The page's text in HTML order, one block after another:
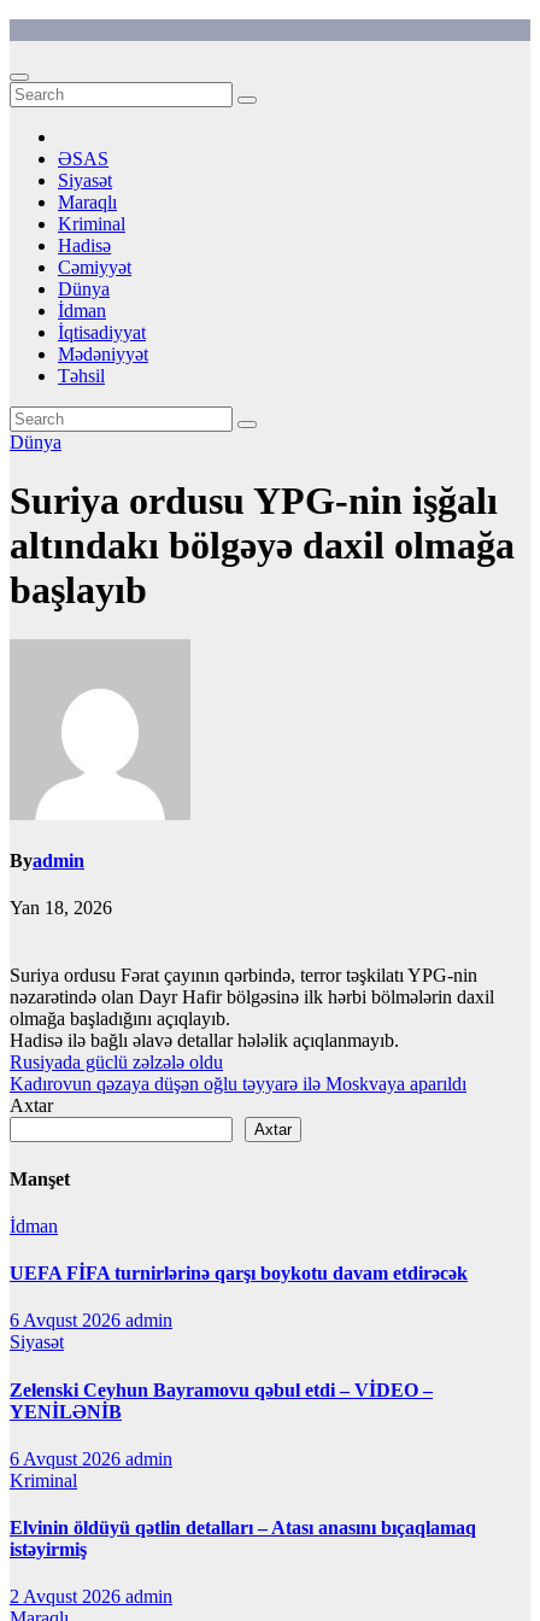
content
ƏSAS
Siyasət
Maraqlı
Kriminal
Hadisə
Cəmiyyət
Dünya
İdman
İqtisadiyyat
Mədəniyyət
Təhsil
Dünya
Suriya ordusu YPG-nin işğalı
altındakı bölgəyə daxil olmağa
başlayıb
Byadmin
Yan 18, 2026
Suriya ordusu Fərat çayının qərbində, terror təşkilatı YPG-nin
nəzarətində olan Dayr Hafir bölgəsinə ilk hərbi bölmələrin daxil
olmağa başladığını açıqlayıb.
Hadisə ilə bağlı əlavə detallar hələlik açıqlanmayıb.
Yazı
naviqasiyası
Rusiyada güclü zəlzələ oldu
Kadırovun qəzaya düşən oğlu təyyarə ilə Moskvaya aparıldı
Axtar
Axtar
Manşet
İdman
UEFA FİFA turnirlərinə qarşı boykotu davam etdirəcək
6 Avqust 2026 admin
Siyasət
Zelenski Ceyhun Bayramovu qəbul etdi – VİDEO –
YENİLƏNİB
6 Avqust 2026 admin
Kriminal
Elvinin öldüyü qətlin detalları – Atası anasını bıçaqlamaq
istəyirmiş
2 Avqust 2026 admin